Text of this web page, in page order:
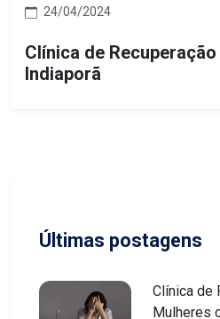
24/04/2024
Clínica de
Indiaporã
Últimas postagens
Clínica de
Mulheres